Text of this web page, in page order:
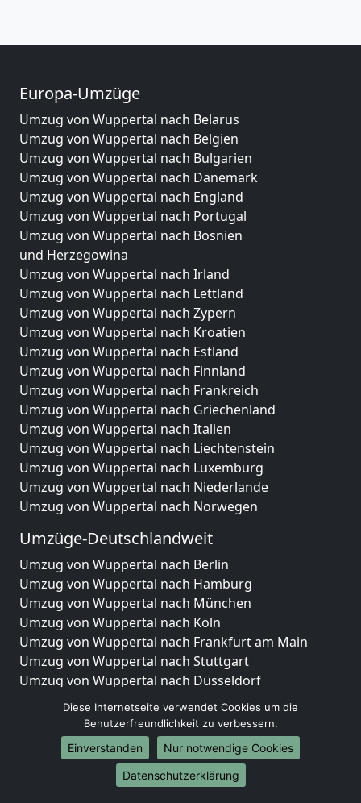
Europa-Umzüge
Umzug von Wuppertal nach Belarus
Umzug von Wuppertal nach Belgien
Umzug von Wuppertal nach Bulgarien
Umzug von Wuppertal nach Dänemark
Umzug von Wuppertal nach England
Umzug von Wuppertal nach Portugal
Umzug von Wuppertal nach Bosnien
und Herzegowina
Umzug von Wuppertal nach Irland
Umzug von Wuppertal nach Lettland
Umzug von Wuppertal nach Zypern
Umzug von Wuppertal nach Kroatien
Umzug von Wuppertal nach Estland
Umzug von Wuppertal nach Finnland
Umzug von Wuppertal nach Frankreich
Umzug von Wuppertal nach Griechenland
Umzug von Wuppertal nach Italien
Umzug von Wuppertal nach Liechtenstein
Umzug von Wuppertal nach Luxemburg
Umzug von Wuppertal nach Niederlande
Umzug von Wuppertal nach Norwegen
Umzüge-Deutschlandweit
Umzug von Wuppertal nach Berlin
Umzug von Wuppertal nach Hamburg
Umzug von Wuppertal nach München
Umzug von Wuppertal nach Köln
Umzug von Wuppertal nach Frankfurt am Main
Umzug von Wuppertal nach Stuttgart
Umzug von Wuppertal nach Düsseldorf
Umzug von Wuppertal nach Leipzig
Umzug von Wuppertal nach Dortmund
Umzug von Wuppertal nach Essen
Umzug von Wuppertal nach Bremen
Umzug von Wuppertal nach Dresden
Diese Internetseite verwendet Cookies um die
Benutzerfreundlichkeit zu verbessern.
Einverstanden
Nur notwendige Cookies
Datenschutzerklärung